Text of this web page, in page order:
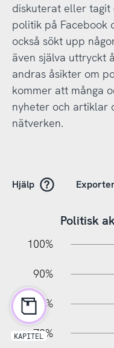
diskuterat eller tagit
politik på Facebook
också sökt upp
även själva uttryckt
andras åsikter om
kommer att många
nyheter och artiklar
nätverken.
Hjälp
Politisk
100%
90%
80%
70%
KAPITEL